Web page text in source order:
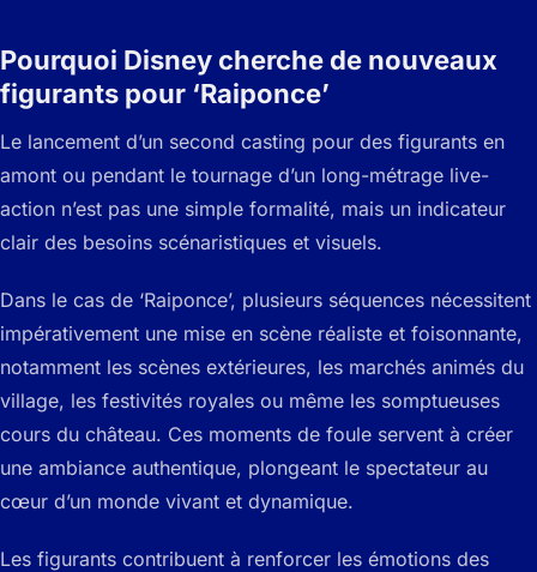
Pourquoi Disney cherche de nouveaux
figurants pour ‘Raiponce’
Le lancement d’un second casting pour des figurants en
amont ou pendant le tournage d’un long-métrage live-
action n’est pas une simple formalité, mais un indicateur
clair des besoins scénaristiques et visuels.
Dans le cas de ‘Raiponce’, plusieurs séquences nécessitent
impérativement une mise en scène réaliste et foisonnante,
notamment les scènes extérieures, les marchés animés du
village, les festivités royales ou même les somptueuses
cours du château. Ces moments de foule servent à créer
une ambiance authentique, plongeant le spectateur au
cœur d’un monde vivant et dynamique.
Les figurants contribuent à renforcer les émotions des